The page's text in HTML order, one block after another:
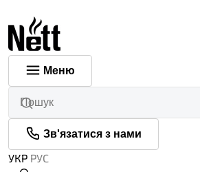
Меню
Зв'язатися з нами
УКР РУС